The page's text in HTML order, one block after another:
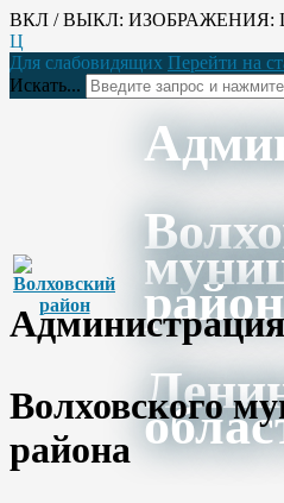
ВКЛ / ВЫКЛ: ИЗОБРАЖЕНИЯ:
Ц
Для слабовидящих Перейти на
Искать...
Администрация
Волховского
района